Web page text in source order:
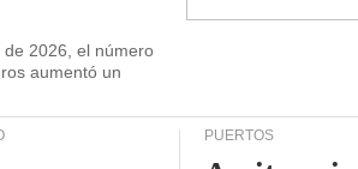
2026, el número
aumentó un
PUERTOS